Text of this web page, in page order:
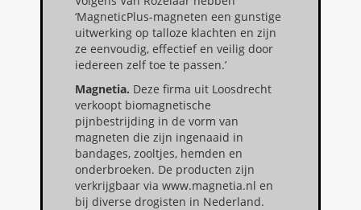
‘MagneticPlus-magneten een gunstige
uitwerking op talloze klachten en zijn
ze eenvoudig, effectief en veilig door
iedereen zelf toe te passen.’
Magnetia. Deze firma uit Loosdrecht
verkoopt biomagnetische
pijnbestrijding in de vorm van
magneten die zijn ingenaaid in
bandages, zooltjes, hemden en
onderbroeken. De producten zijn
verkrijgbaar via www.magnetia.nl en
bij diverse drogisten in Nederland.